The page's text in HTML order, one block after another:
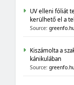
UV elleni fóliát
kerülhető el a
Source:
Kiszámolta a
kánikulában
Source: